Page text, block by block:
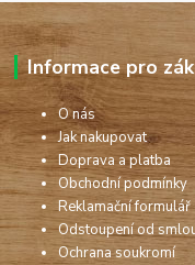
Informace pro
O nás
Jak nakupovat
Doprava a platba
Obchodní podmínky
Reklamační formulář
Odstoupení od
Ochrana soukromí